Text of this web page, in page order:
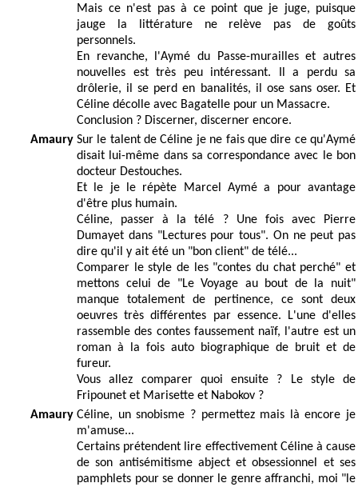
Mais ce n'est pas à ce point que je juge, puisque
jauge la littérature ne relève pas de goûts
personnels.
En revanche, l'Aymé du Passe-murailles et autres
nouvelles est très peu intéressant. Il a perdu sa
drôlerie, il se perd en banalités, il ose sans oser. Et
Céline décolle avec Bagatelle pour un Massacre.
Conclusion ? Discerner, discerner encore.
Amaury Sur le talent de Céline je ne fais que dire ce qu'Aymé
disait lui-même dans sa correspondance avec le bon
docteur Destouches.
Et le je le répète Marcel Aymé a pour avantage
d'être plus humain.
Céline, passer à la télé ? Une fois avec Pierre
Dumayet dans "Lectures pour tous". On ne peut pas
dire qu'il y ait été un "bon client" de télé...
Comparer le style de les "contes du chat perché" et
mettons celui de "Le Voyage au bout de la nuit"
manque totalement de pertinence, ce sont deux
oeuvres très différentes par essence. L'une d'elles
rassemble des contes faussement naïf, l'autre est un
roman à la fois auto biographique de bruit et de
fureur.
Vous allez comparer quoi ensuite ? Le style de
Fripounet et Marisette et Nabokov ?
Amaury Céline, un snobisme ? permettez mais là encore je
m'amuse...
Certains prétendent lire effectivement Céline à cause
de son antisémitisme abject et obsessionnel et ses
pamphlets pour se donner le genre affranchi, moi "le